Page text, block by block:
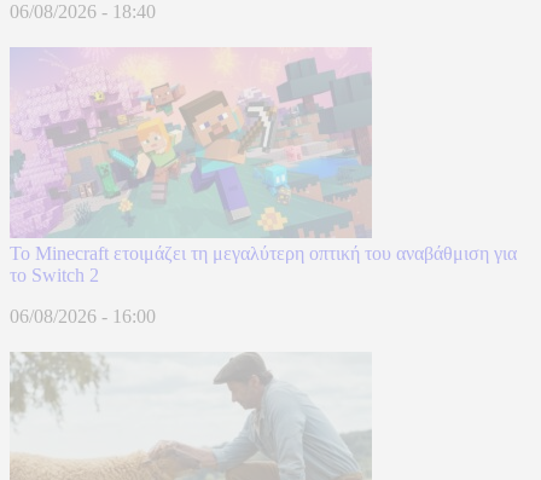
06/08/2026 - 18:40
Το Minecraft ετοιμάζει τη μεγαλύτερη οπτική του αναβάθμιση για
το Switch 2
06/08/2026 - 16:00